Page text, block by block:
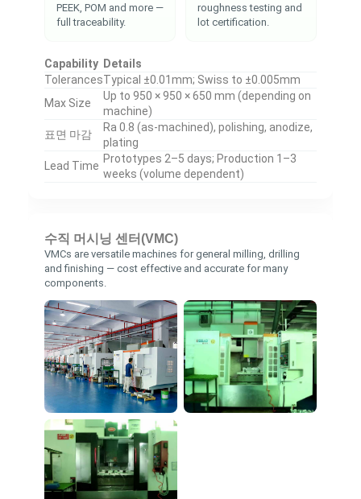
PEEK, POM and more —
full traceability.
roughness testing and
lot certification.
Capability Details
TolerancesTypical ±0.01mm; Swiss to ±0.005mm
Max Size
Up to 950 × 950 × 650 mm (depending on
machine)
표면 마감
Ra 0.8 (as-machined), polishing, anodize,
plating
Lead Time
Prototypes 2–5 days; Production 1–3
weeks (volume dependent)
수직 머시닝 센터(VMC)
VMCs are versatile machines for general milling, drilling
and finishing — cost effective and accurate for many
components.